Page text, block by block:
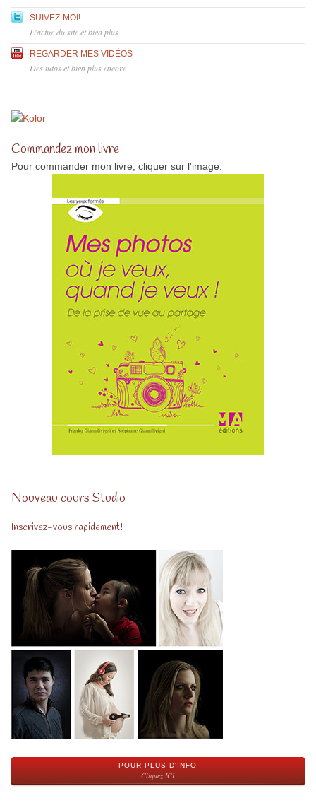
SUIVEZ-MOI!
L'actue du site et bien plus
REGARDER MES VIDÉOS
Des tutos et bien plus encore
Commandez mon livre
Pour commander mon livre, cliquer sur l'image.
Nouveau cours Studio
Inscrivez-vous rapidement!
POUR PLUS D'INFO
Cliquez ICI